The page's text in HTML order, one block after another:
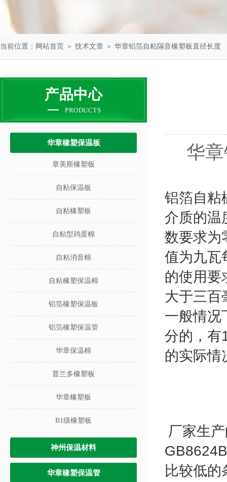
当前位置： 网站首页 ＞ 技术文章 ＞ 华章铝箔自粘隔音橡塑板直径长度
产品中心
PRODUCTS
华章橡塑保温板
章美斯橡塑板
自粘保温板
自粘橡塑板
自粘型鸡蛋棉
自粘消音棉
自粘橡塑保温棉
铝箔橡塑保温板
铝箔橡塑保温管
华章保温棉
普兰多橡塑板
华章橡塑板
B1级橡塑板
神州保温材料
华章橡塑保温管
华
铝箔自粘
介质的温
数要求为
值为九瓦
的使用要
大于三百
一般情况
分的，有
的实际情
厂家生
比较低